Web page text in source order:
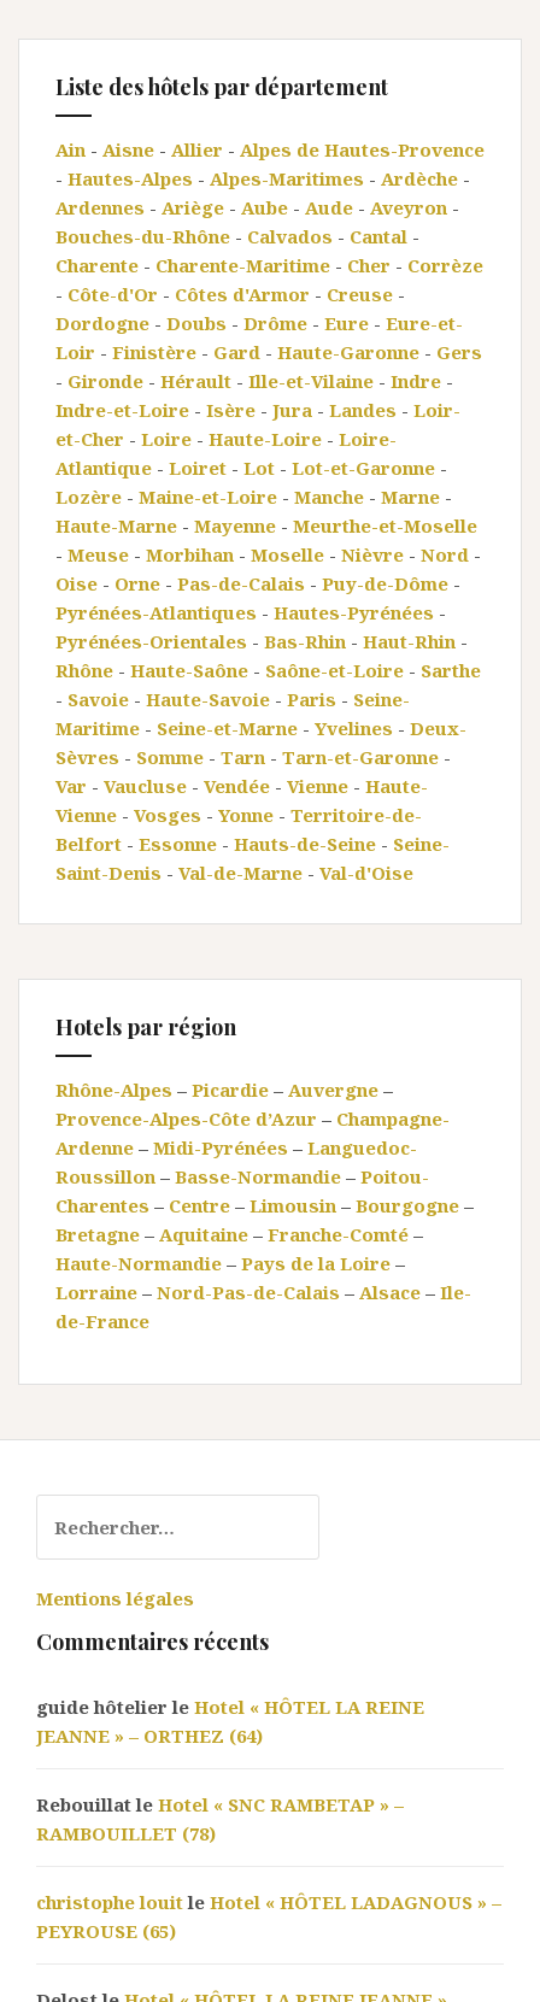
Liste des hôtels par département
Ain - Aisne - Allier - Alpes de Hautes-Provence
- Hautes-Alpes - Alpes-Maritimes - Ardèche -
Ardennes - Ariège - Aube - Aude - Aveyron -
Bouches-du-Rhône - Calvados - Cantal -
Charente - Charente-Maritime - Cher - Corrèze
- Côte-d'Or - Côtes d'Armor - Creuse -
Dordogne - Doubs - Drôme - Eure - Eure-et-
Loir - Finistère - Gard - Haute-Garonne - Gers
- Gironde - Hérault - Ille-et-Vilaine - Indre -
Indre-et-Loire - Isère - Jura - Landes - Loir-
et-Cher - Loire - Haute-Loire - Loire-
Atlantique - Loiret - Lot - Lot-et-Garonne -
Lozère - Maine-et-Loire - Manche - Marne -
Haute-Marne - Mayenne - Meurthe-et-Moselle
- Meuse - Morbihan - Moselle - Nièvre - Nord -
Oise - Orne - Pas-de-Calais - Puy-de-Dôme -
Pyrénées-Atlantiques - Hautes-Pyrénées -
Pyrénées-Orientales - Bas-Rhin - Haut-Rhin -
Rhône - Haute-Saône - Saône-et-Loire - Sarthe
- Savoie - Haute-Savoie - Paris - Seine-
Maritime - Seine-et-Marne - Yvelines - Deux-
Sèvres - Somme - Tarn - Tarn-et-Garonne -
Var - Vaucluse - Vendée - Vienne - Haute-
Vienne - Vosges - Yonne - Territoire-de-
Belfort - Essonne - Hauts-de-Seine - Seine-
Saint-Denis - Val-de-Marne - Val-d'Oise
Hotels par région
Rhône-Alpes – Picardie – Auvergne –
Provence-Alpes-Côte d’Azur – Champagne-
Ardenne – Midi-Pyrénées – Languedoc-
Roussillon – Basse-Normandie – Poitou-
Charentes – Centre – Limousin – Bourgogne –
Bretagne – Aquitaine – Franche-Comté –
Haute-Normandie – Pays de la Loire –
Lorraine – Nord-Pas-de-Calais – Alsace – Ile-
de-France
Mentions légales
Commentaires récents
guide hôtelier le Hotel « HÔTEL LA REINE
JEANNE » – ORTHEZ (64)
Rebouillat le Hotel « SNC RAMBETAP » –
RAMBOUILLET (78)
christophe louitle Hotel « HÔTEL LADAGNOUS » –
PEYROUSE (65)